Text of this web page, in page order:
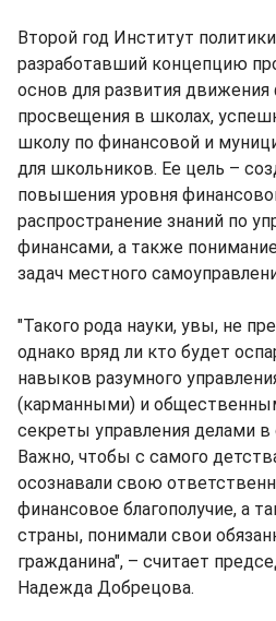
Второй год Институт
разработавший концепцию
основ для развития движения
просвещения в школах,
школу по финансовой и
для школьников. Ее цель –
повышения уровня
распространение знаний по
финансами, а также
задач местного
"Такого рода науки, увы, не
однако вряд ли кто будет
навыков разумного
(карманными) и
секреты управления делами
Важно, чтобы с самого
осознавали свою
финансовое благополучие, а
страны, понимали свои
гражданина", – считает
Надежда Добрецова.